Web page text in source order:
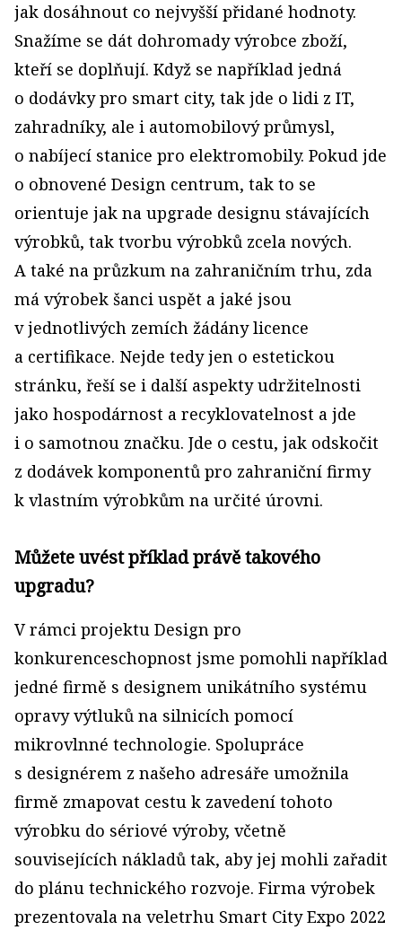
jak dosáhnout co nejvyšší přidané hodnoty.
Snažíme se dát dohromady výrobce zboží,
kteří se doplňují. Když se například jedná
o dodávky pro smart city, tak jde o lidi z IT,
zahradníky, ale i automobilový průmysl,
o nabíjecí stanice pro elektromobily. Pokud jde
o obnovené Design centrum, tak to se
orientuje jak na upgrade designu stávajících
výrobků, tak tvorbu výrobků zcela nových.
A také na průzkum na zahraničním trhu, zda
má výrobek šanci uspět a jaké jsou
v jednotlivých zemích žádány licence
a certifikace. Nejde tedy jen o estetickou
stránku, řeší se i další aspekty udržitelnosti
jako hospodárnost a recyklovatelnost a jde
i o samotnou značku. Jde o cestu, jak odskočit
z dodávek komponentů pro zahraniční firmy
k vlastním výrobkům na určité úrovni.
Můžete uvést příklad právě takového
upgradu?
V rámci projektu Design pro
konkurenceschopnost jsme pomohli například
jedné firmě s designem unikátního systému
opravy výtluků na silnicích pomocí
mikrovlnné technologie. Spolupráce
s designérem z našeho adresáře umožnila
firmě zmapovat cestu k zavedení tohoto
výrobku do sériové výroby, včetně
souvisejících nákladů tak, aby jej mohli zařadit
do plánu technického rozvoje. Firma výrobek
prezentovala na veletrhu Smart City Expo 2022